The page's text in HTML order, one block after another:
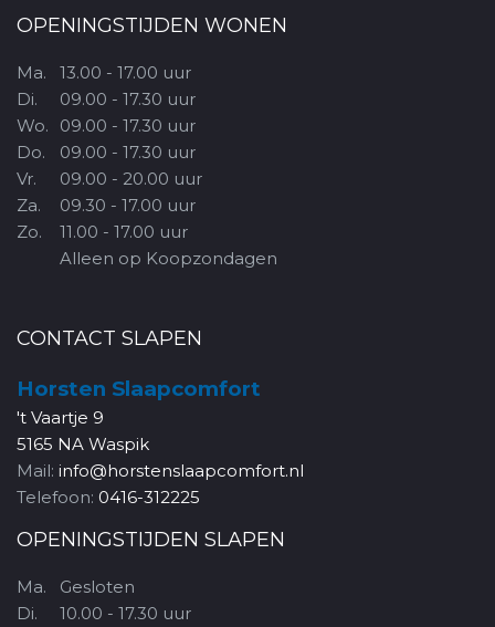
OPENINGSTIJDEN WONEN
Ma.
Di.
Wo.
Do.
Vr.
Za.
Zo.
13.00 - 17.00 uur
09.00 - 17.30 uur
09.00 - 17.30 uur
09.00 - 17.30 uur
09.00 - 20.00 uur
09.30 - 17.00 uur
11.00 - 17.00 uur
Alleen op Koopzondagen
CONTACT SLAPEN
Horsten Slaapcomfort
't Vaartje 9
5165 NA Waspik
Mail: info@horstenslaapcomfort.nl
Telefoon: 0416-312225
OPENINGSTIJDEN SLAPEN
Ma.
Di.
Gesloten
10.00 - 17.30 uur